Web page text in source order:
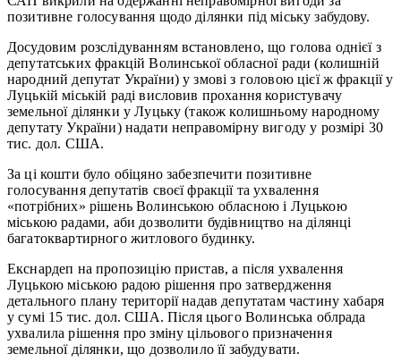
позитивне голосування щодо ділянки під міську забудову.
Досудовим розслідуванням встановлено, що голова однієї з
депутатських фракцій Волинської обласної ради (колишній
народний депутат України) у змові з головою цієї ж фракції у
Луцькій міській раді висловив прохання користувачу
земельної ділянки у Луцьку (також колишньому народному
депутату України) надати неправомірну вигоду у розмірі 30
тис. дол. США.
За ці кошти було обіцяно забезпечити позитивне
голосування депутатів своєї фракції та ухвалення
«потрібних» рішень Волинською обласною і Луцькою
міською радами, аби дозволити будівництво на ділянці
багатоквартирного житлового будинку.
Екснардеп на пропозицію пристав, а після ухвалення
Луцькою міською радою рішення про затвердження
детального плану території надав депутатам частину хабаря
у сумі 15 тис. дол. США. Після цього Волинська облрада
ухвалила рішення про зміну цільового призначення
земельної ділянки, що дозволило її забудувати.